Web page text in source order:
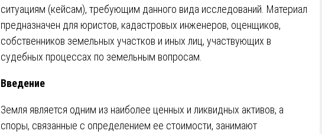
ситуациям (кейсам), требующим данного вида исследований. Материал
предназначен для юристов, кадастровых инженеров, оценщиков,
собственников земельных участков и иных лиц, участвующих в
судебных процессах по земельным вопросам.
Введение
Земля является одним из наиболее ценных и ликвидных активов, а
споры, связанные с определением ее стоимости, занимают